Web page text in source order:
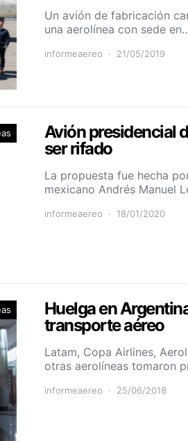
Un avión de fabricación
una aerolínea con sede
informeaereo 21/05/2019
Avión presidencial
ser rifado
La propuesta fue hecha
mexicano Andrés Manuel
informeaereo 18/01/2020
Huelga en
transporte aéreo
Latam, Copa Airlines,
otras aerolíneas tomaron
informeaereo 25/06/2018